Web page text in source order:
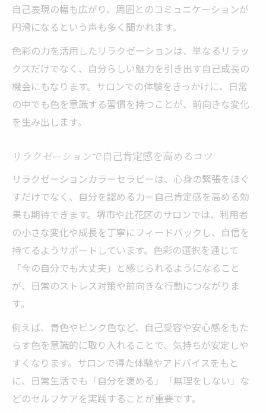
自己表現の幅も広がり、周囲とのコミュニケーションが
円滑になるという声も多く聞かれます。
色彩の力を活用したリラクゼーションは、単なるリラッ
クスだけでなく、自分らしい魅力を引き出す自己成長の
機会にもなります。サロンでの体験をきっかけに、日常
の中でも色を意識する習慣を持つことが、前向きな変化
を生み出します。
リラクゼーションで自己肯定感を高めるコツ
リラクゼーションカラーセラピーは、心身の緊張をほぐ
すだけでなく、自分を認める力＝自己肯定感を高める効
果も期待できます。堺市や此花区のサロンでは、利用者
の小さな変化や成長を丁寧にフィードバックし、自信を
持てるようサポートしています。色彩の選択を通じて
「今の自分でも大丈夫」と感じられるようになること
が、日常のストレス対策や前向きな行動につながりま
す。
例えば、青色やピンク色など、自己受容や安心感をもた
らす色を意識的に取り入れることで、気持ちが安定しや
すくなります。サロンで得た体験やアドバイスをもと
に、日常生活でも「自分を褒める」「無理をしない」な
どのセルフケアを実践することが重要です。